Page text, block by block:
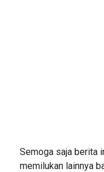
Semoga saja berita
memilukan lainnya